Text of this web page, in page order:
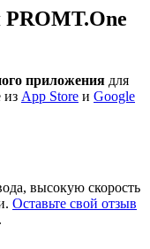
приложения для
из App Store и Google
высокую скорость
Оставьте свой отзыв